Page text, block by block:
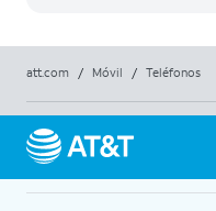
att.com / Móvil / Teléfonos